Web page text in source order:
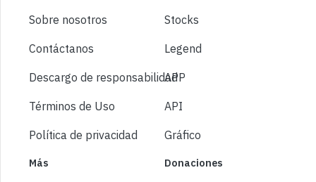
Sobre nosotros
Contáctanos
Descargo de responsabilidad
Términos de Uso
Política de privacidad
Stocks
Legend
APP
API
Gráfico
Más Donaciones